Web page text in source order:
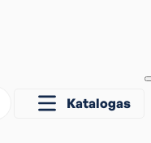
Katalogas